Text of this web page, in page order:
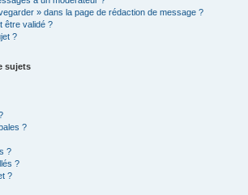
» dans la page de rédaction de message ?
être validé ?
?
sujets
?
?
?
?